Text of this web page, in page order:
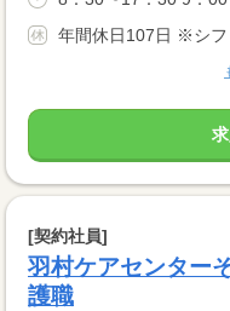
年間休日107日 ※シフ
[契約社員]
羽村ケアセンター
護職